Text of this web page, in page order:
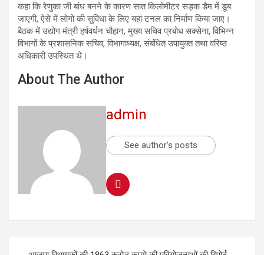
कहा कि रेणुका जी बांध बनने के कारण सात किलोमीटर सड़क डैम में डूब
जाएगी, ऐसे में लोगों की सुविधा के लिए यहां टनल का निर्माण किया जाए।
बैठक में उद्योग मंत्री हर्षवर्धन चौहान, मुख्य सचिव प्रबोध सक्सेना, विभिन्न
विभागों के प्रशासनिक सचिव, विभागाध्यक्ष, संबंधित उपायुक्त तथा वरिष्ठ
अधिकारी उपस्थित थे।
About The Author
admin
See author's posts